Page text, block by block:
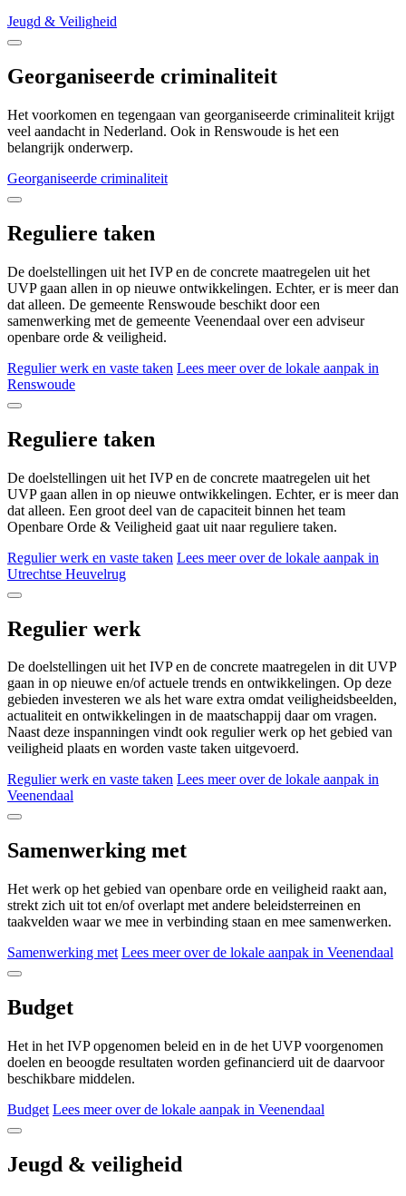
Jeugd & Veiligheid
Georganiseerde criminaliteit
Het voorkomen en tegengaan van georganiseerde criminaliteit krijgt
veel aandacht in Nederland. Ook in Renswoude is het een
belangrijk onderwerp.
Georganiseerde criminaliteit
Reguliere taken
De doelstellingen uit het IVP en de concrete maatregelen uit het
UVP gaan allen in op nieuwe ontwikkelingen. Echter, er is meer dan
dat alleen. De gemeente Renswoude beschikt door een
samenwerking met de gemeente Veenendaal over een adviseur
openbare orde & veiligheid.
Regulier werk en vaste taken Lees meer over de lokale aanpak in
Renswoude
Reguliere taken
De doelstellingen uit het IVP en de concrete maatregelen uit het
UVP gaan allen in op nieuwe ontwikkelingen. Echter, er is meer dan
dat alleen. Een groot deel van de capaciteit binnen het team
Openbare Orde & Veiligheid gaat uit naar reguliere taken.
Regulier werk en vaste taken Lees meer over de lokale aanpak in
Utrechtse Heuvelrug
Regulier werk
De doelstellingen uit het IVP en de concrete maatregelen in dit UVP
gaan in op nieuwe en/of actuele trends en ontwikkelingen. Op deze
gebieden investeren we als het ware extra omdat veiligheidsbeelden,
actualiteit en ontwikkelingen in de maatschappij daar om vragen.
Naast deze inspanningen vindt ook regulier werk op het gebied van
veiligheid plaats en worden vaste taken uitgevoerd.
Regulier werk en vaste taken Lees meer over de lokale aanpak in
Veenendaal
Samenwerking met
Het werk op het gebied van openbare orde en veiligheid raakt aan,
strekt zich uit tot en/of overlapt met andere beleidsterreinen en
taakvelden waar we mee in verbinding staan en mee samenwerken.
Samenwerking met Lees meer over de lokale aanpak in Veenendaal
Budget
Het in het IVP opgenomen beleid en in de het UVP voorgenomen
doelen en beoogde resultaten worden gefinancierd uit de daarvoor
beschikbare middelen.
Budget Lees meer over de lokale aanpak in Veenendaal
Jeugd & veiligheid